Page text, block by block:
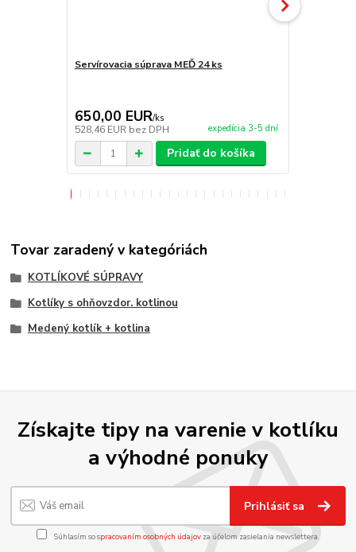
Servírovacia súprava MEĎ 24 ks
650,00 EUR/ks
528,46 EUR bez DPH expedícia 3-5 dní
Pridať do košíka
Tovar zaradený v kategóriách
KOTLÍKOVÉ SÚPRAVY
Kotlíky s ohňovzdor. kotlinou
Medený kotlík + kotlina
Získajte tipy na varenie v kotlíku
a výhodné ponuky
Prihlásiť sa
Súhlasím sospracovaním osobných údajov za účelom zasielania newslettera.